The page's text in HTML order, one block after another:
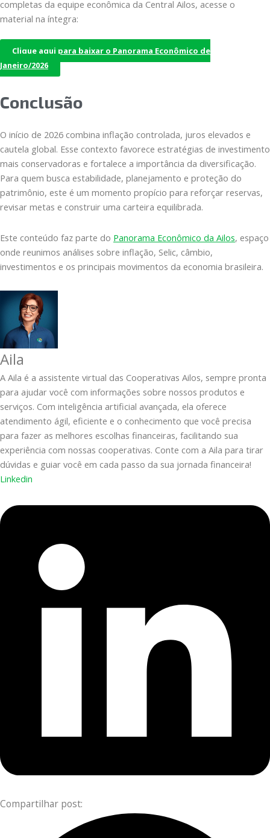
completas da equipe econômica da Central Ailos, acesse o
material na íntegra:
Clique aqui para baixar o Panorama Econômico de
Janeiro/2026
Conclusão
O início de 2026 combina inflação controlada, juros elevados e
cautela global. Esse contexto favorece estratégias de investimento
mais conservadoras e fortalece a importância da diversificação.
Para quem busca estabilidade, planejamento e proteção do
patrimônio, este é um momento propício para reforçar reservas,
revisar metas e construir uma carteira equilibrada.
Este conteúdo faz parte do Panorama Econômico da Ailos, espaço
onde reunimos análises sobre inflação, Selic, câmbio,
investimentos e os principais movimentos da economia brasileira.
Aila
A Aila é a assistente virtual das Cooperativas Ailos, sempre pronta
para ajudar você com informações sobre nossos produtos e
serviços. Com inteligência artificial avançada, ela oferece
atendimento ágil, eficiente e o conhecimento que você precisa
para fazer as melhores escolhas financeiras, facilitando sua
experiência com nossas cooperativas. Conte com a Aila para tirar
dúvidas e guiar você em cada passo da sua jornada financeira!
Linkedin
Compartilhar post: